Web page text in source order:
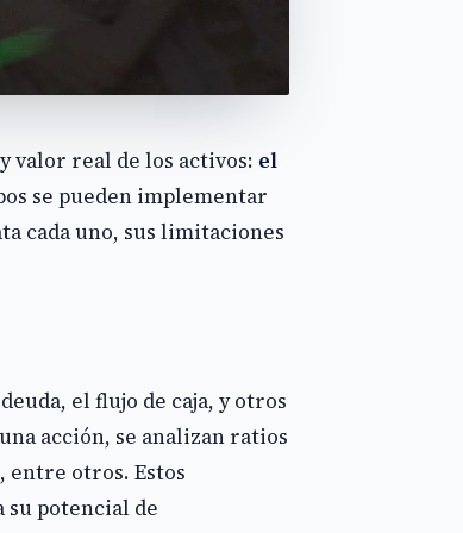
valor real de los activos: el
se pueden implementar
cada uno, sus limitaciones
el flujo de caja, y otros
acción, se analizan ratios
, entre otros. Estos
potencial de